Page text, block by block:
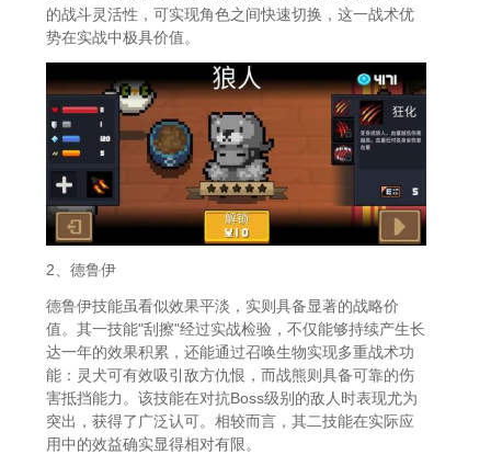
的战斗灵活性，可实现角色之间快速切换，这一战术优
势在实战中极具价值。
2、德鲁伊
德鲁伊技能虽看似效果平淡，实则具备显著的战略价
值。其一技能"刮擦"经过实战检验，不仅能够持续产生长
达一年的效果积累，还能通过召唤生物实现多重战术功
能：灵犬可有效吸引敌方仇恨，而战熊则具备可靠的伤
害抵挡能力。该技能在对抗Boss级别的敌人时表现尤为
突出，获得了广泛认可。相较而言，其二技能在实际应
用中的效益确实显得相对有限。